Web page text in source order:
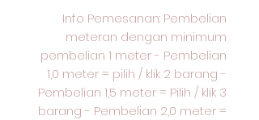
Info Pemesanan: Pembelian
meteran dengan minimum
pembelian 1 meter - Pembelian
1,0 meter = pilih / klik 2 barang -
Pembelian 1,5 meter = Pilih / klik 3
barang - Pembelian 2,0 meter =